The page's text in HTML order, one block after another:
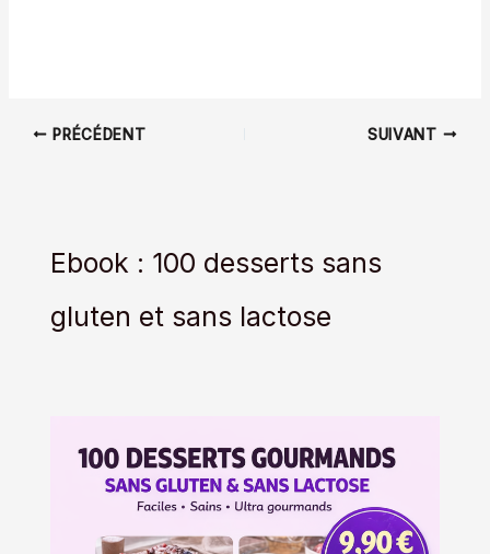
PRÉCÉDENT SUIVANT
Ebook : 100 desserts sans
gluten et sans lactose